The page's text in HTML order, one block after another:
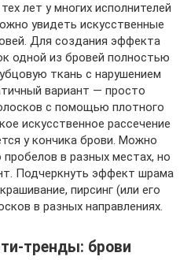
лет у многих исполнителей
увидеть искусственные
Для создания эффекта
одной из бровей полностью
ткань с нарушением
вариант — просто
с помощью плотного
искусственное рассечение
у кончика брови. Можно
в разных местах, но
Подчеркнуть эффект шрама
пирсинг (или его
в разных направлениях.
тренды: брови